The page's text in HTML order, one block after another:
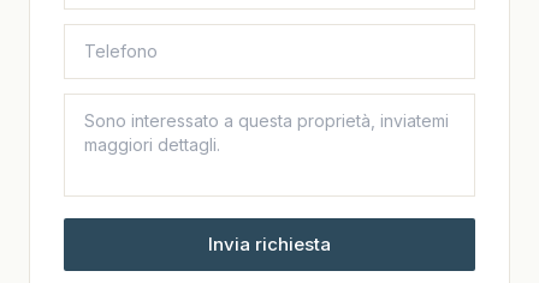
Invia richiesta